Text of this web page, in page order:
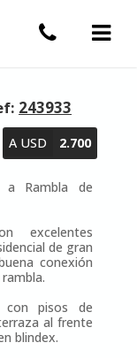
243933
A USD
2.700
a Rambla de
excelentes
de gran
conexión
con pisos de
al frente
blindex.